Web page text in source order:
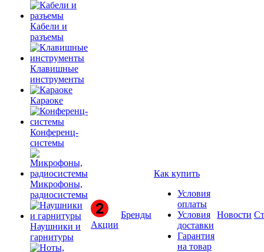
Кабели и
разъемы
Клавишные
инструменты
Караоке
Конференц-
системы
Микрофоны,
радиосистемы
Наушники и
гарнитуры
Акции
Бренды
Как купить
Условия
оплаты
Условия
доставки
Гарантия
на товар
Новости